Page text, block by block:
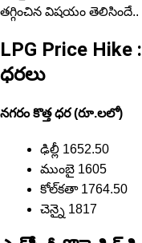
తగ్గించిన విష‌యం తెలిసిందే..
LPG Price
ధరలు
నగరం కొత్త ధర
ఢిల్లీ
ముంబై
కోల్‌కతా
చెన్నై